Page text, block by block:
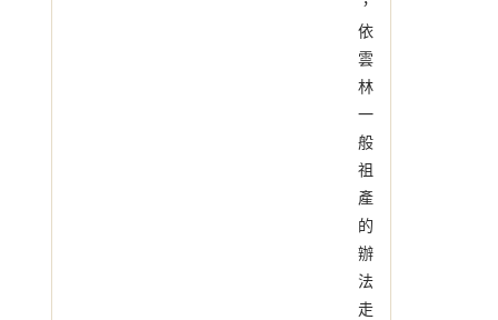
依
雲
林
一
般
祖
產
的
辦
法
走